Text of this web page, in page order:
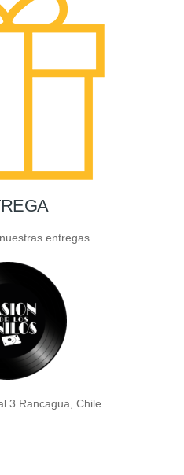
entregas
3 Rancagua, Chile